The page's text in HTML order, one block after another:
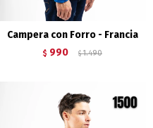
Campera con Forro - Francia
$ 990 $ 1.490